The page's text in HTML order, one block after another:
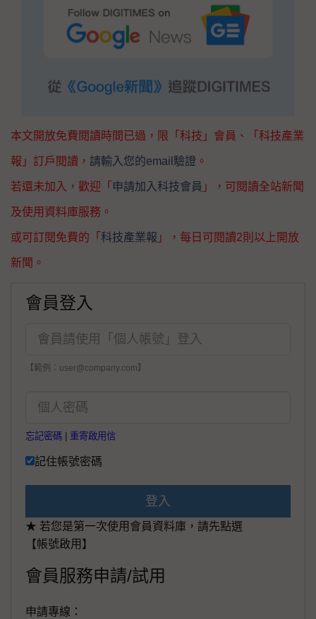
本文開放免費閱讀時間已過，限「科技」會員、「科技產業
報」訂戶閱讀， 請輸入您的email驗證 。
若還未加入，歡迎「 申請加入科技會員 」，可閱讀全站新聞
及使用資料庫服務。
或可訂閱免費的「 科技產業報 」，每日可閱讀2則以上開放
新聞。
會員登入
【範例：user@company.com】
忘記密碼 重寄啟用信
記住帳號密碼
登入
★ 若您是第一次使用會員資料庫，請先點選
【帳號啟用】
會員服務申請/試用
申請專線：